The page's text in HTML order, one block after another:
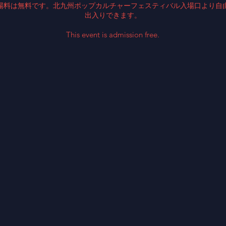
料は無料です。北九州ポップカルチャーフェスティバル入場口より自
出入りできます。
This event is admission free.